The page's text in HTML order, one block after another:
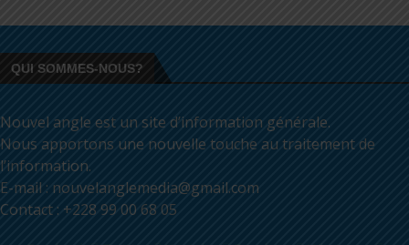
QUI SOMMES-NOUS?
Nouvel angle est un site d’information générale.
Nous apportons une nouvelle touche au traitement de
l’information.
E-mail : nouvelanglemedia@gmail.com
Contact : +228 99 00 68 05